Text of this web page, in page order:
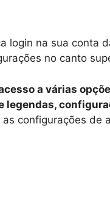
login na sua conta
no canto
a várias
legendas,
configurações de